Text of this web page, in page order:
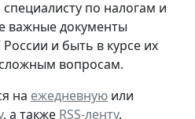
специалисту по налогам и
важные документы
и быть в курсе их
вопросам.
на ежедневную или
, а также RSS-ленту.